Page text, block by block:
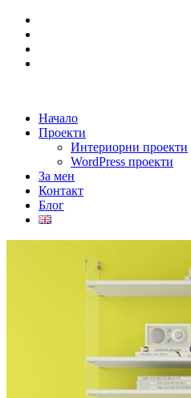
Начало
Проекти
Интериорни проекти
WordPress проекти
За мен
Контакт
Блог